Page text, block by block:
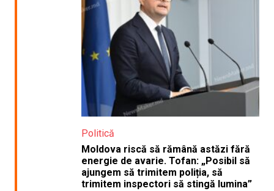
Politică
Moldova riscă să rămână astăzi fără
energie de avarie. Tofan: „Posibil să
ajungem să trimitem poliția, să
trimitem inspectori să stingă lumina”